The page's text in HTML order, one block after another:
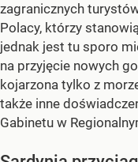
zagranicznych
Polacy, którzy
jednak jest tu sporo
na przyjęcie nowych
kojarzona tylko z
także inne
Gabinetu w